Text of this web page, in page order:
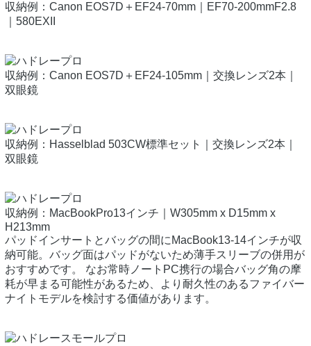
収納例：Canon EOS7D＋EF24-70mm｜EF70-200mmF2.8
｜580EXII
収納例：Canon EOS7D＋EF24-105mm｜交換レンズ2本｜
双眼鏡
収納例：Hasselblad 503CW標準セット｜交換レンズ2本｜
双眼鏡
収納例：MacBookPro13インチ｜W305mm x D15mm x
H213mm
パッドインサートとバッグの間にMacBook13-14インチが収
納可能。バッグ面はパッドがないため薄手スリーブの併用が
おすすめです。 なお常時ノートPC携行の場合バッグ角の摩
耗が早まる可能性があるため、より耐久性のあるファイバー
ナイトモデルを検討する価値があります。